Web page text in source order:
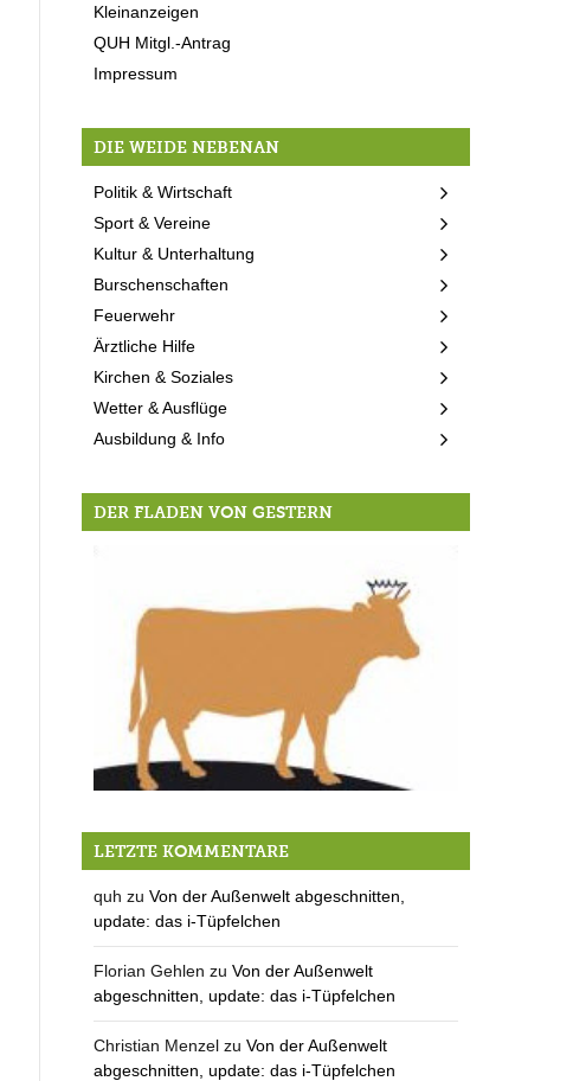
Kleinanzeigen
QUH Mitgl.-Antrag
Impressum
DIE WEIDE NEBENAN
Politik & Wirtschaft
Sport & Vereine
Kultur & Unterhaltung
Burschenschaften
Feuerwehr
Ärztliche Hilfe
Kirchen & Soziales
Wetter & Ausflüge
Ausbildung & Info
DER FLADEN VON GESTERN
LETZTE KOMMENTARE
quh zuVon der Außenwelt abgeschnitten,
update: das i-Tüpfelchen
Florian Gehlen zuVon der Außenwelt
abgeschnitten, update: das i-Tüpfelchen
Christian Menzel zuVon der Außenwelt
abgeschnitten, update: das i-Tüpfelchen